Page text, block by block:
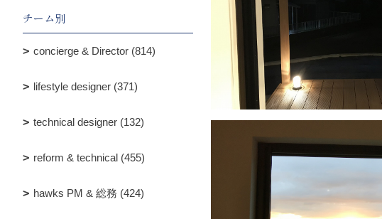
チーム別
concierge & Director (814)
lifestyle designer (371)
technical designer (132)
reform & technical (455)
hawks PM & 総務 (424)